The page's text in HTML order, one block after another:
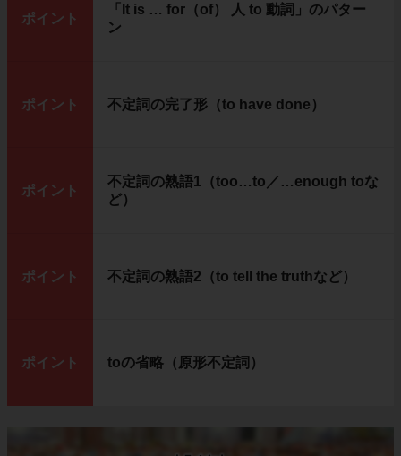
ポイント
「It is … for（of） 人 to 動詞」のパター
ン
ポイント 不定詞の完了形（to have done）
ポイント
不定詞の熟語1（too…to／…enough toな
ど）
ポイント 不定詞の熟語2（to tell the truthなど）
ポイント toの省略（原形不定詞）